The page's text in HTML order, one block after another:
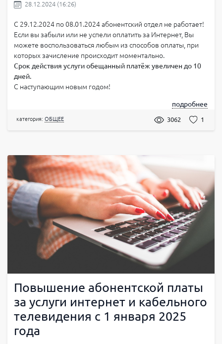
28.12.2024 (16:26)
С 29.12.2024 по 08.01.2024 абонентский отдел не работает!
Если вы забыли или не успели оплатить за Интернет, Вы
можете воспользоваться любым из способов оплаты, при
которых зачисление происходит моментально.
Срок действия услуги обещанный платёж увеличен до 10
дней.
С наступающим новым годом!
подробнее
категория: ОБЩЕЕ 3062 1
Повышение абонентской платы
за услуги интернет и кабельного
телевидения с 1 января 2025
года